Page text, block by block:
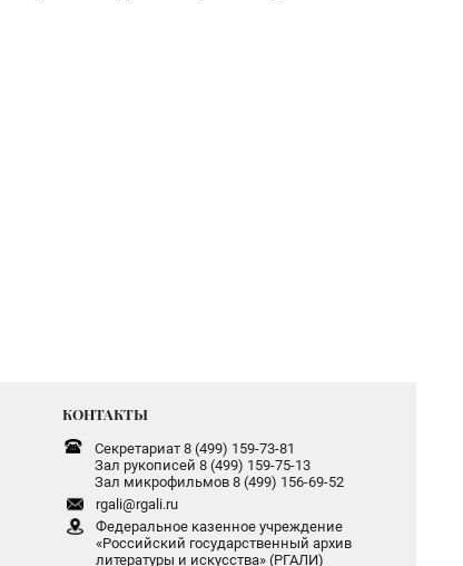
КОНТАКТЫ
Секретариат 8 (499) 159-73-81
Зал рукописей 8 (499) 159-75-13
Зал микрофильмов 8 (499) 156-69-52
rgali@rgali.ru
Федеральное казенное учреждение
«Российский государственный архив
литературы и искусства» (РГАЛИ)